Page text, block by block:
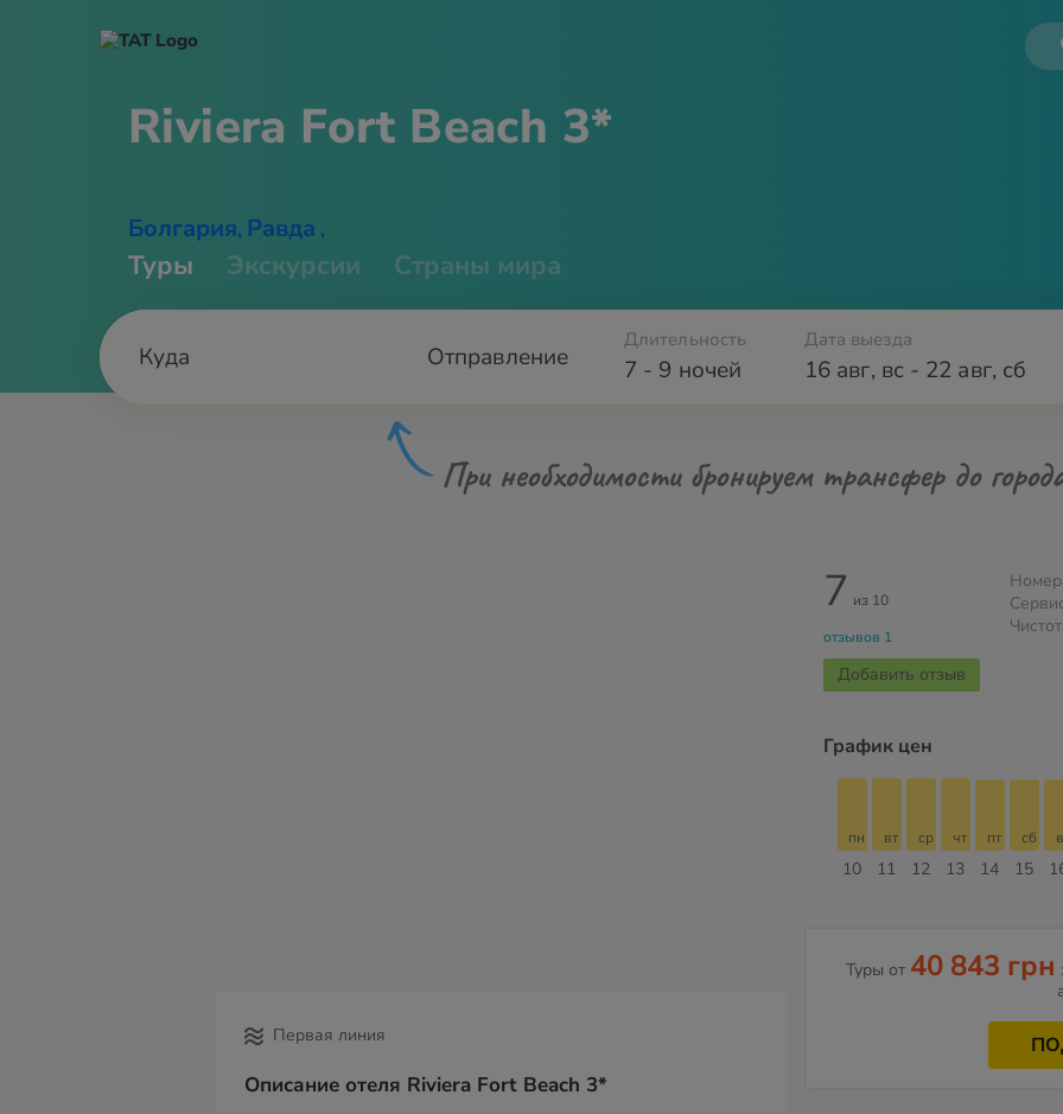
Riviera Fort Beach 3*
Болгария, Равда ,
Туры Экскурсии Страны мира
Отправление 7 - 9 ночей
Длительность Дата выезда
16 авг, вс- 22 авг, сб
При необходимости бронируем трансфер до
Первая линия
Описание отеля Riviera Fort Beach 3*
7 из 10
отзывов 1
Добавить отзыв
График цен
10
пн
11
вт
12
ср
13
чт
14
пт
15
сб
Туры от 40 843 грн